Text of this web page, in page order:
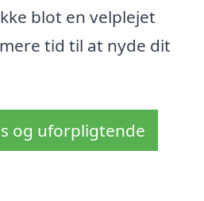
blot en velplejet
tid til at nyde dit
og uforpligtende